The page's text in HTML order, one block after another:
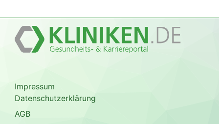
Impressum
Datenschutzerklärung
AGB